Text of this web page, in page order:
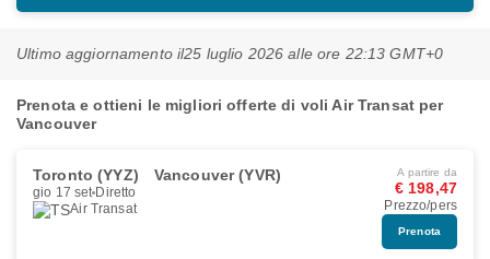
Ultimo aggiornamento il25 luglio 2026 alle ore 22:13 GMT+0
Prenota e ottieni le migliori offerte di voli Air Transat per
Vancouver
Toronto (YYZ) Vancouver (YVR)
gio 17 set Diretto
Air Transat
A partire da
€ 198,47
Prezzo/pers
Prenota